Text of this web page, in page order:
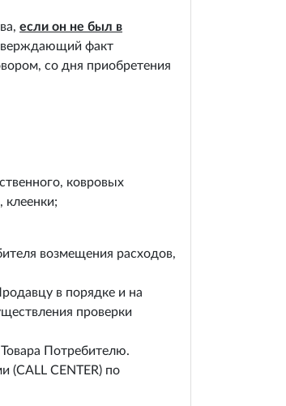
если он не был в
факт
со дня приобретения
ковровых
клеенки;
возмещения расходов,
в порядке и на
проверки
Потребителю.
(CALL CENTER) по